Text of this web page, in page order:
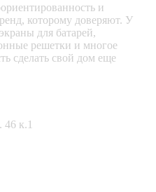
и
которому доверяют. У
для батарей,
решетки и многое
сделать свой дом еще
к.1